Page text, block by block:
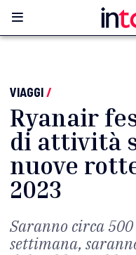
VIAGGI/
Ryanair
di attività
nuove
2023
Saranno circa
settimana,